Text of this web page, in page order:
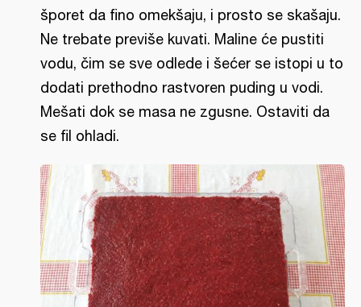
šporet da fino omekšaju, i prosto se skašaju.
Ne trebate previše kuvati. Maline će pustiti
vodu, čim se sve odlede i šećer se istopi u to
dodati prethodno rastvoren puding u vodi.
Mešati dok se masa ne zgusne. Ostaviti da
se fil ohladi.